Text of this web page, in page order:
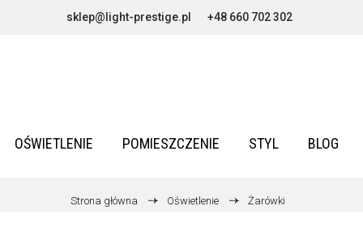
sklep@light-prestige.pl +48 660 702 302
OŚWIETLENIE POMIESZCZENIE STYL BLOG
Strona główna Oświetlenie Żarówki